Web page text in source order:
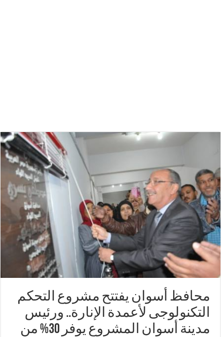
محافظ أسوان يفتتح مشروع التحكم
التكنولوجى لأعمدة الإنارة.. ورئيس
مدينة أسوان المشروع يوفر 30% من